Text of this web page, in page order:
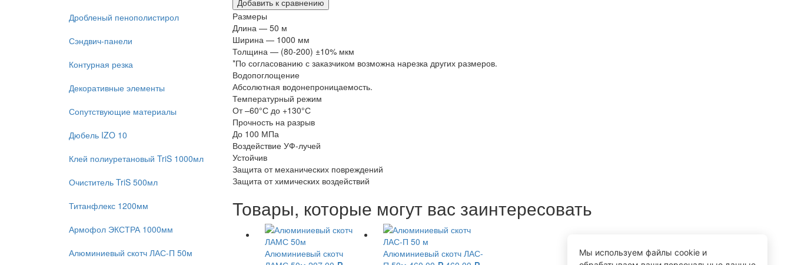
Мы используем файлы cookie и
Дробленый пенополистирол
Сэндвич-панели
Контурная резка
Декоративные элементы
Сопутствующие материалы
Дюбель IZO 10
Клей полиуретановый TriS 1000мл
Очиститель TriS 500мл
Титанфлекс 1200мм
Армофол ЭКСТРА 1000мм
Алюминиевый скотч ЛАС-П 50м
Размеры
Длина — 50 м
Ширина — 1000 мм
Толщина — (80-200) ±10% мкм
*По согласованию с заказчиком возможна нарезка других размеров.
Водопоглощение
Абсолютная водонепроницаемость.
Температурный режим
От –60°С до +130°С
Прочность на разрыв
До 100 МПа
Воздействие УФ-лучей
Устойчив
Защита от механических повреждений
Защита от химических воздействий
Товары, которые могут вас заинтересовать
Алюминиевый скотч
Алюминиевый скотч ЛАС-